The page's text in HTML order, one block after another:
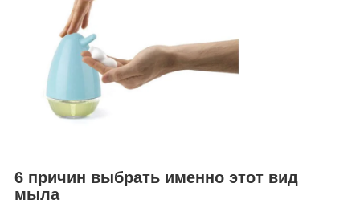
6 причин выбрать именно этот вид
мыла